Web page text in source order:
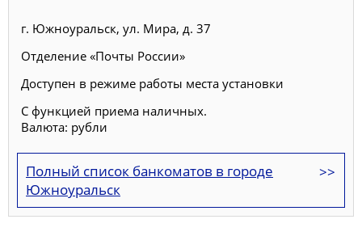
г. Южноуральск, ул. Мира, д. 37
Отделение «Почты России»
Доступен в режиме работы места установки
С функцией приема наличных.
Валюта: рубли
Полный список банкоматов в городе
Южноуральск